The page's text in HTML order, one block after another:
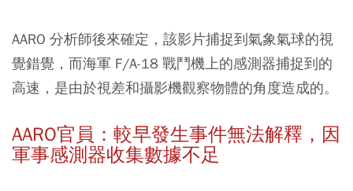
AARO 分析師後來確定，該影片捕捉到氣象氣球的視
覺錯覺，而海軍 F/A-18 戰鬥機上的感測器捕捉到的
高速，是由於視差和攝影機觀察物體的角度造成的。
AARO官員：較早發生事件無法解釋，因
軍事感測器收集數據不足